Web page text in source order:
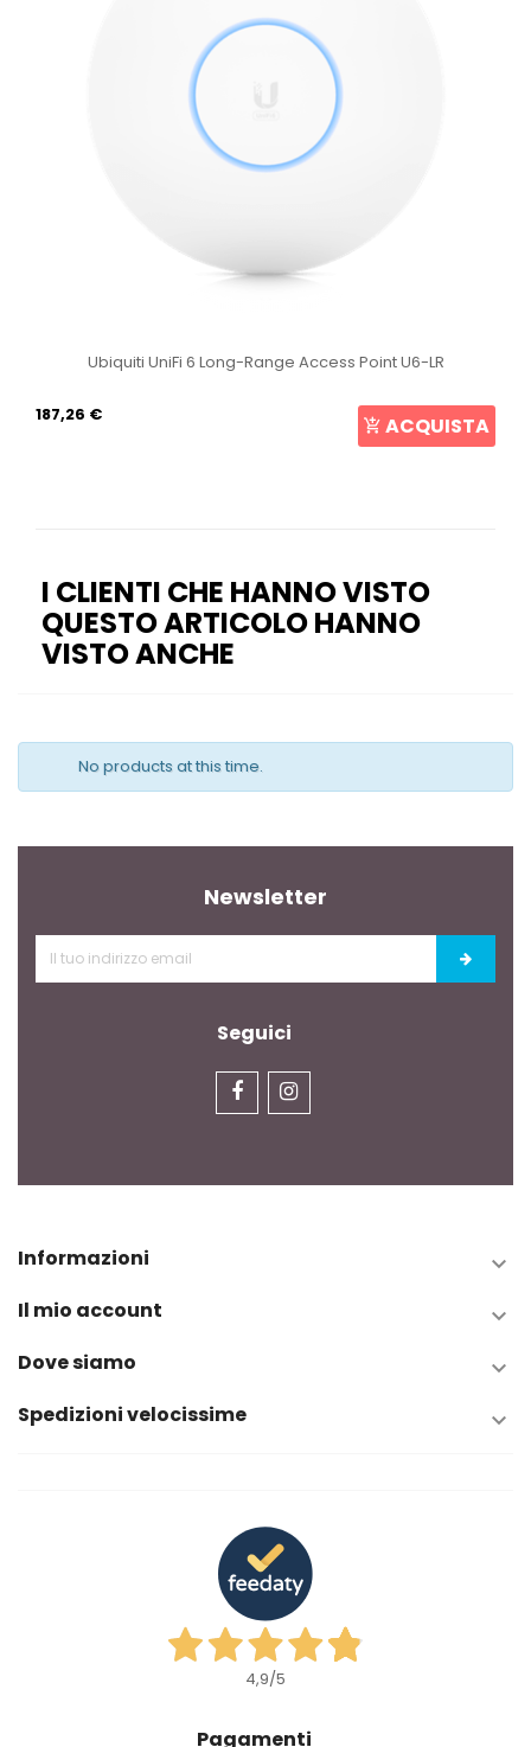
Ubiquiti UniFi 6 Long-Range Access Point U6-LR
187,26 € ACQUISTA
I CLIENTI CHE HANNO VISTO
QUESTO ARTICOLO HANNO
VISTO ANCHE
No products at this time.
Newsletter
Seguici
Informazioni 
Il mio account 
Dove siamo 
Spedizioni velocissime 
4,9/5
Pagamenti